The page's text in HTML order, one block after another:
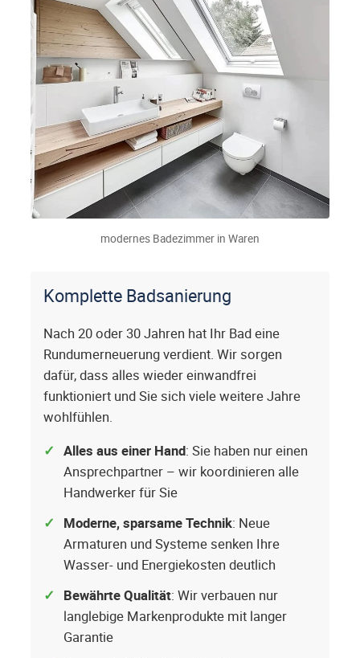
modernes Badezimmer in Waren
Komplette Badsanierung
Nach 20 oder 30 Jahren hat Ihr Bad eine
Rundumerneuerung verdient. Wir sorgen
dafür, dass alles wieder einwandfrei
funktioniert und Sie sich viele weitere Jahre
wohlfühlen.
Alles aus einer Hand: Sie haben nur einen
Ansprechpartner – wir koordinieren alle
Handwerker für Sie
Moderne, sparsame Technik: Neue
Armaturen und Systeme senken Ihre
Wasser- und Energiekosten deutlich
Bewährte Qualität: Wir verbauen nur
langlebige Markenprodukte mit langer
Garantie